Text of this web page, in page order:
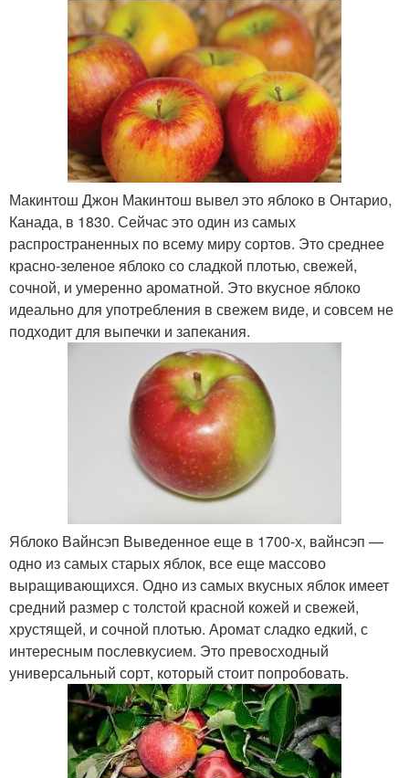
Макинтош Джон Макинтош вывел это яблоко в Онтарио,
Канада, в 1830. Сейчас это один из самых
распространенных по всему миру сортов. Это среднее
красно-зеленое яблоко со сладкой плотью, свежей,
сочной, и умеренно ароматной. Это вкусное яблоко
идеально для употребления в свежем виде, и совсем не
подходит для выпечки и запекания.
Яблоко Вайнсэп Выведенное еще в 1700-х, вайнсэп —
одно из самых старых яблок, все еще массово
выращивающихся. Одно из самых вкусных яблок имеет
средний размер с толстой красной кожей и свежей,
хрустящей, и сочной плотью. Аромат сладко едкий, с
интересным послевкусием. Это превосходный
универсальный сорт, который стоит попробовать.